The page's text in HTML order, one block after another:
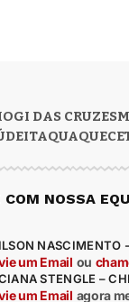
DAS CRUZES
COM NOSSA
NASCIMENTO
um Email ou
STENGLE –
um Email agora